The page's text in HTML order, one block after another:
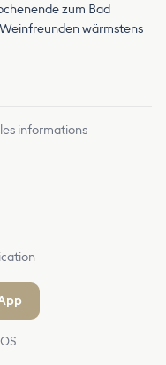
zum Bad
wärmstens
informations